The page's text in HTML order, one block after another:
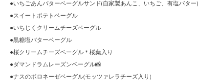
●いちごあんバターベーグルサンド(自家製あんこ、いちご、有塩バター)
●スイートポテトベーグル
●いちじくクリームチーズベーグル
●黒糖塩バターベーグル
●桜クリームチーズベーグル＊桜葉入り
●ダマンドラムレーズンベーグル📸
●ナスのボロネーゼベーグル(モッツァレラチーズ入り)